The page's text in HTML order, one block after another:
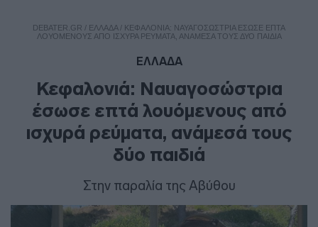
DEBATER.GR / ΕΛΛΑΔΑ/ ΚΕΦΑΛΟΝΙΆ: ΝΑΥΑΓΟΣΏΣΤΡΙΑ ΈΣΩΣΕ ΕΠΤΆ
ΛΟΥΌΜΕΝΟΥΣ ΑΠΌ ΙΣΧΥΡΆ ΡΕΎΜΑΤΑ, ΑΝΆΜΕΣΆ ΤΟΥΣ ΔΎΟ ΠΑΙΔΙΆ
ΕΛΛΑΔΑ
Κεφαλονιά: Ναυαγοσώστρια
έσωσε επτά λουόμενους από
ισχυρά ρεύματα, ανάμεσά τους
δύο παιδιά
Στην παραλία της Αβύθου